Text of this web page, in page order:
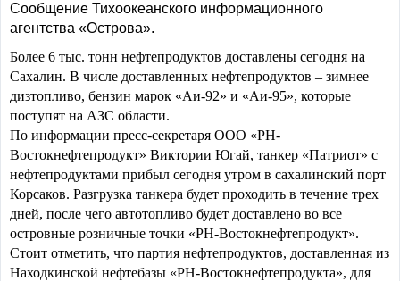
Сообщение Тихоокеанского информационного
агентства «Острова».
Более 6 тыс. тонн нефтепродуктов доставлены сегодня на
Сахалин. В числе доставленных нефтепродуктов – зимнее
дизтопливо, бензин марок «Аи-92» и «Аи-95», которые
поступят на АЗС области.
По информации пресс-секретаря ООО «РН-
Востокнефтепродукт» Виктории Югай, танкер «Патриот» с
нефтепродуктами прибыл сегодня утром в сахалинский порт
Корсаков. Разгрузка танкера будет проходить в течение трех
дней, после чего автотопливо будет доставлено во все
островные розничные точки «РН-Востокнефтепродукт».
Стоит отметить, что партия нефтепродуктов, доставленная из
Находкинской нефтебазы «РН-Востокнефтепродукта», для